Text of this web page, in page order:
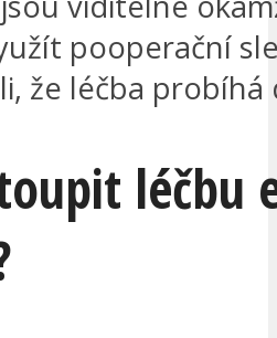
pooperační
že léčba probíhá
léčbu